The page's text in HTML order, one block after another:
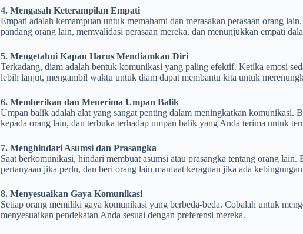
4. Mengasah Keterampilan Empati
Empati adalah kemampuan untuk memahami dan merasakan perasaan orang
pandang orang lain, memvalidasi perasaan mereka, dan menunjukkan empati
5. Mengetahui Kapan Harus Mendiamkan Diri
Terkadang, diam adalah bentuk komunikasi yang paling efektif. Ketika emosi
lebih lanjut, mengambil waktu untuk diam dapat membantu kita untuk
6. Memberikan dan Menerima Umpan Balik
Umpan balik adalah alat yang sangat penting dalam meningkatkan komunikasi.
kepada orang lain, dan terbuka terhadap umpan balik yang Anda terima untuk
7. Menghindari Asumsi dan Prasangka
Saat berkomunikasi, hindari membuat asumsi atau prasangka tentang orang lain.
pertanyaan jika perlu, dan beri orang lain manfaat keraguan jika ada
8. Menyesuaikan Gaya Komunikasi
Setiap orang memiliki gaya komunikasi yang berbeda-beda. Cobalah untuk
menyesuaikan pendekatan Anda sesuai dengan preferensi mereka.